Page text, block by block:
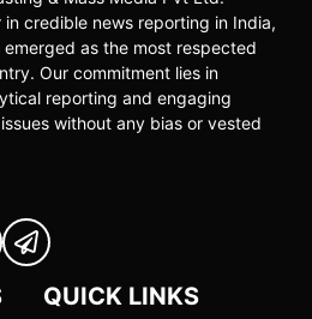
in credible news reporting in India,
as the most respected
Our commitment lies in
reporting and engaging
without any bias or vested
QUICK LINKS